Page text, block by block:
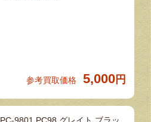
参考買取価格 5,000 円
PC-9801 PC98 グレイト ブラッ